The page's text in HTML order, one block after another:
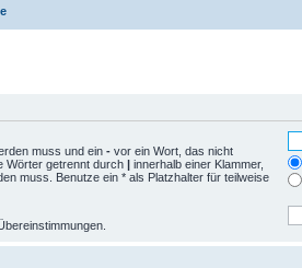
muss und ein - vor ein Wort, das nicht
Wörter getrennt durch | innerhalb einer Klammer,
muss. Benutze ein * als Platzhalter für teilweise